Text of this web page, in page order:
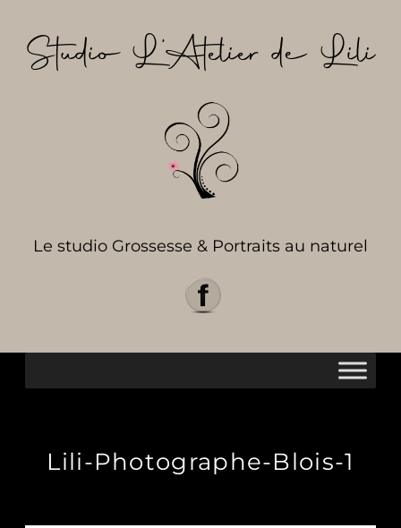
contenu
Studio L’Atelier de Lili
Le studio Grossesse & Portraits au naturel
Lili-Photographe-Blois-1